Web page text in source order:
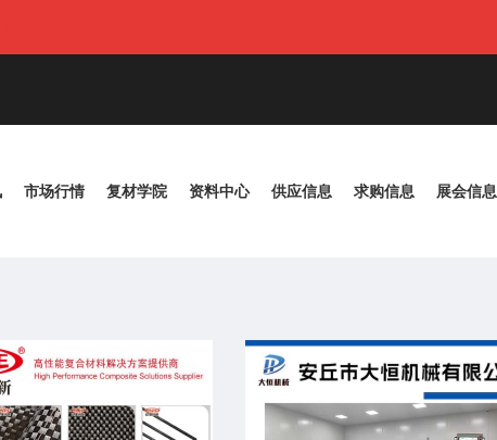
市场行情 复材学院 资料中心 供应信息 求购信息 展会信息